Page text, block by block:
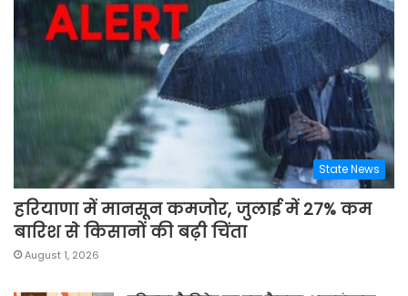
State News
हरियाणा में मानसून कमजोर, जुलाई में 27% कम
बारिश से किसानों की बढ़ी चिंता
August 1, 2026